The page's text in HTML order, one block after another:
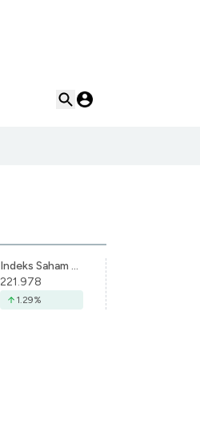
Indeks Saham Syariah Indonesia
221.978
1.29%